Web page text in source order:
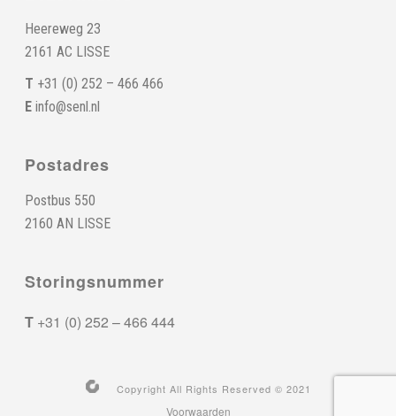
Heereweg 23
2161 AC LISSE
T +31 (0) 252 – 466 466
E info@senl.nl
Postadres
Postbus 550
2160 AN LISSE
Storingsnummer
T +31 (0) 252 – 466 444
Copyright All Rights Reserved © 2021
Voorwaarden